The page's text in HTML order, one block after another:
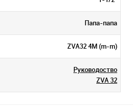
Папа-папа
ZVA32 4М (m-m)
Руководоство
ZVA 32